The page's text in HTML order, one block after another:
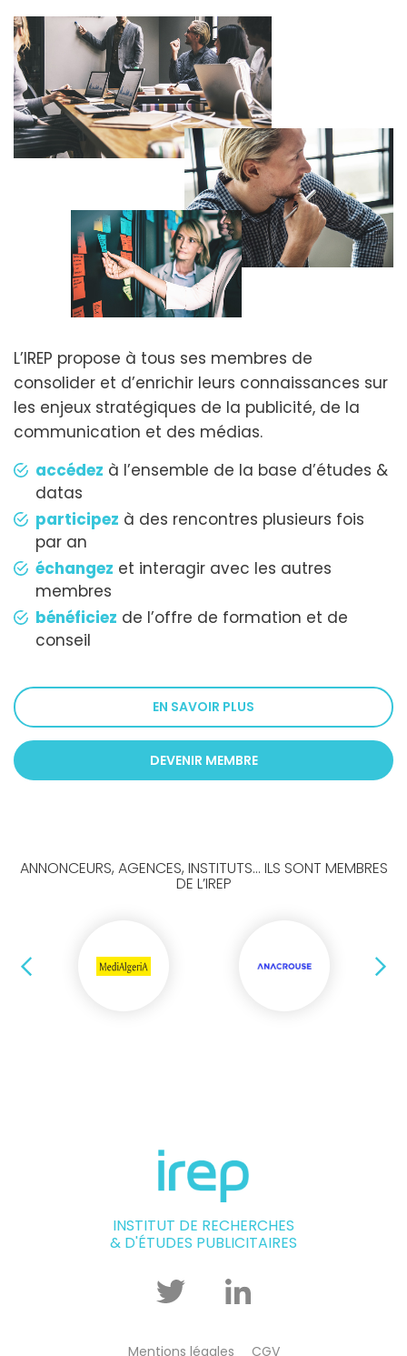
L’IREP propose à tous ses membres de
consolider et d’enrichir leurs connaissances sur
les enjeux stratégiques de la publicité, de la
communication et des médias.
accédez à l’ensemble de la base d’études &
datas
participez à des rencontres plusieurs fois
par an
échangez et interagir avec les autres
membres
bénéficiez de l’offre de formation et de
conseil
EN SAVOIR PLUS
DEVENIR MEMBRE
ANNONCEURS, AGENCES, INSTITUTS... ILS SONT MEMBRES
DE L’IREP
Précédent
INSTITUT DE RECHERCHES
& D'ÉTUDES PUBLICITAIRES
Twitter Linkedin
Mentions légales CGV